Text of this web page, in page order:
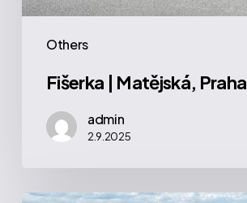
Others
Fišerka | Matějská, Praha
admin
2.9.2025